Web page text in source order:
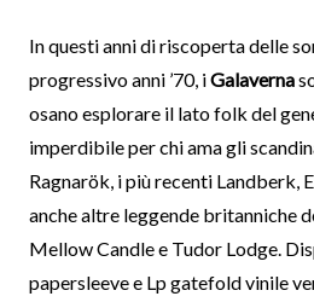
In questi anni di riscoperta delle
progressivo anni ’70, iGalaverna
osano esplorare il lato folk del
imperdibile per chi ama gli
Ragnarök, i più recenti Landberk,
anche altre leggende britanniche
Mellow Candle e Tudor Lodge.
papersleeve e Lp gatefold vinile